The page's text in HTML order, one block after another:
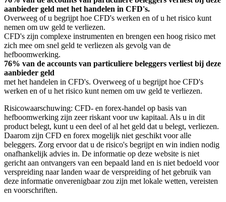
aanbieder geld met het handelen in CFD's.
Overweeg of u begrijpt hoe CFD's werken en of u het risico kunt
nemen om uw geld te verliezen.
CFD's zijn complexe instrumenten en brengen een hoog risico met
zich mee om snel geld te verliezen als gevolg van de
hefboomwerking.
76% van de accounts van particuliere beleggers verliest bij deze
aanbieder geld
met het handelen in CFD's. Overweeg of u begrijpt hoe CFD's
werken en of u het risico kunt nemen om uw geld te verliezen.
Risicowaarschuwing: CFD- en forex-handel op basis van
hefboomwerking zijn zeer riskant voor uw kapitaal. Als u in dit
product belegt, kunt u een deel of al het geld dat u belegt, verliezen.
Daarom zijn CFD en forex mogelijk niet geschikt voor alle
beleggers. Zorg ervoor dat u de risico's begrijpt en win indien nodig
onafhankelijk advies in. De informatie op deze website is niet
gericht aan ontvangers van een bepaald land en is niet bedoeld voor
verspreiding naar landen waar de verspreiding of het gebruik van
deze informatie onverenigbaar zou zijn met lokale wetten, vereisten
en voorschriften.